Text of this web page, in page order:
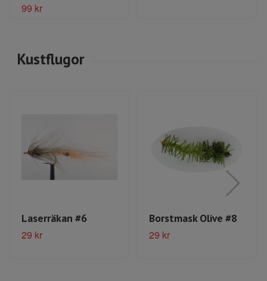
99 kr
Laserräkan #6
29 kr
Borstmask Olive #8
29 kr